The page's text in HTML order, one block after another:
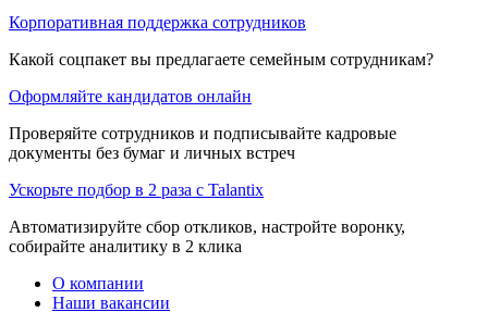
Корпоративная поддержка сотрудников
Какой соцпакет вы предлагаете семейным сотрудникам?
Оформляйте кандидатов онлайн
Проверяйте сотрудников и подписывайте кадровые
документы без бумаг и личных встреч
Ускорьте подбор в 2 раза с Talantix
Автоматизируйте сбор откликов, настройте воронку,
собирайте аналитику в 2 клика
О компании
Наши вакансии